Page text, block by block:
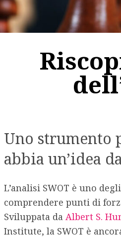
Uno strumento
abbia un’idea
L’analisi SWOT è uno
comprendere punti di
Sviluppata da Albert S.
Institute, la SWOT è